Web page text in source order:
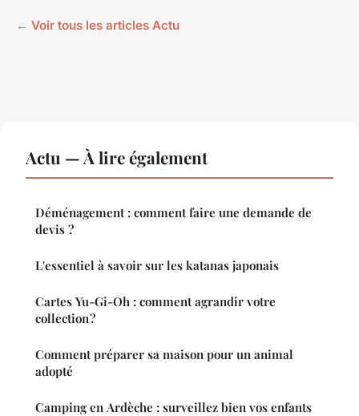
← Voir tous les articles Actu
Actu — À lire également
Déménagement : comment faire une demande de
devis ?
L'essentiel à savoir sur les katanas japonais
Cartes Yu-Gi-Oh : comment agrandir votre
collection ?
Comment préparer sa maison pour un animal
adopté
Camping en Ardèche : surveillez bien vos enfants